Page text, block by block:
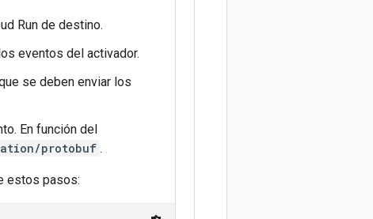
Run de destino.
eventos del activador.
se deben enviar los
En función del
protobuf .
estos pasos: